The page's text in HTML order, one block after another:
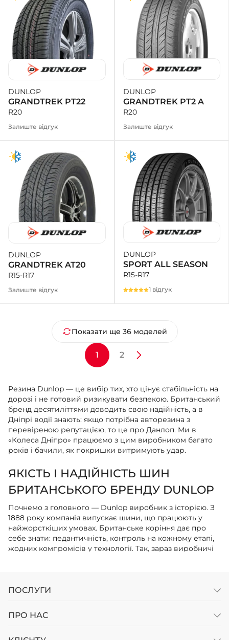
DUNLOP
GRANDTREK PT22
R20
Залиште відгук
DUNLOP
GRANDTREK PT2 A
R20
Залиште відгук
DUNLOP
GRANDTREK AT20
R15-R17
Залиште відгук
DUNLOP
SPORT ALL SEASON
R15-R17
1 відгук
Показати ще 36 моделей
1 2
Резина Dunlop — це вибір тих, хто цінує стабільність на
дорозі і не готовий ризикувати безпекою. Британський
бренд десятиліттями доводить свою надійність, а в
Дніпрі водії знають: якщо потрібна авторезина з
перевіреною репутацією, то це про Данлоп. Ми в
«Колеса Дніпро» працюємо з цим виробником багато
років і бачили, як покришки витримують удар.
ЯКІСТЬ І НАДІЙНІСТЬ ШИН
БРИТАНСЬКОГО БРЕНДУ DUNLOP
Почнемо з головного — Dunlop виробник з історією. З
1888 року компанія випускає шини, що працюють у
найжорсткіших умовах. Британське коріння дає про
себе знати: педантичність, контроль на кожному етапі,
жодних компромісів у технології. Так, зараз виробничі
Що це означає на практиці? Протектор зношується
асфальті, а в поворотах не пливе. Ми бачили шини
Данлоп після трьох сезонів експлуатації — вони
ПОСЛУГИ
ПРО НАС